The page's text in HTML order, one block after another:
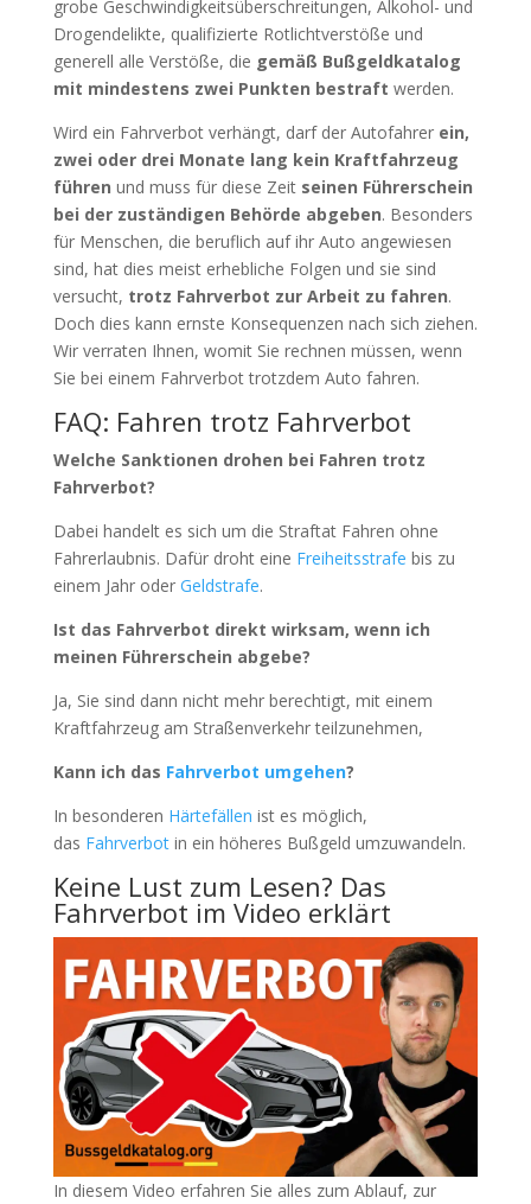
grobe Geschwindigkeitsüberschreitungen, Alkohol- und
Drogendelikte, qualifizierte Rotlichtverstöße und
generell alle Verstöße, die gemäß Bußgeldkatalog
mit mindestens zwei Punkten bestraft werden.
Wird ein Fahrverbot verhängt, darf der Autofahrer ein,
zwei oder drei Monate lang kein Kraftfahrzeug
führen und muss für diese Zeit seinen Führerschein
bei der zuständigen Behörde abgeben. Besonders
für Menschen, die beruflich auf ihr Auto angewiesen
sind, hat dies meist erhebliche Folgen und sie sind
versucht, trotz Fahrverbot zur Arbeit zu fahren.
Doch dies kann ernste Konsequenzen nach sich ziehen.
Wir verraten Ihnen, womit Sie rechnen müssen, wenn
Sie bei einem Fahrverbot trotzdem Auto fahren.
FAQ: Fahren trotz Fahrverbot
Welche Sanktionen drohen bei Fahren trotz
Fahrverbot?
Dabei handelt es sich um die Straftat Fahren ohne
Fahrerlaubnis. Dafür droht eine Freiheitsstrafe bis zu
einem Jahr oder Geldstrafe.
Ist das Fahrverbot direkt wirksam, wenn ich
meinen Führerschein abgebe?
Ja, Sie sind dann nicht mehr berechtigt, mit einem
Kraftfahrzeug am Straßenverkehr teilzunehmen,
Kann ich das Fahrverbot umgehen?
In besonderen Härtefällen ist es möglich,
das Fahrverbotin ein höheres Bußgeld umzuwandeln.
Keine Lust zum Lesen? Das
Fahrverbot im Video erklärt
In diesem Video erfahren Sie alles zum Ablauf, zur